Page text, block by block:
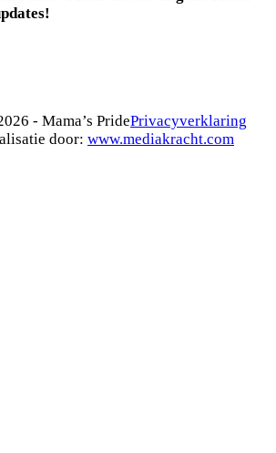
- Mama’s PridePrivacyverklaring
door: www.mediakracht.com